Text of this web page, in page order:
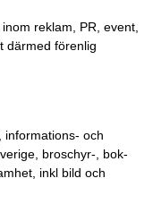
reklam, PR, event,
därmed förenlig
informations- och
broschyr-, bok-
inkl bild och